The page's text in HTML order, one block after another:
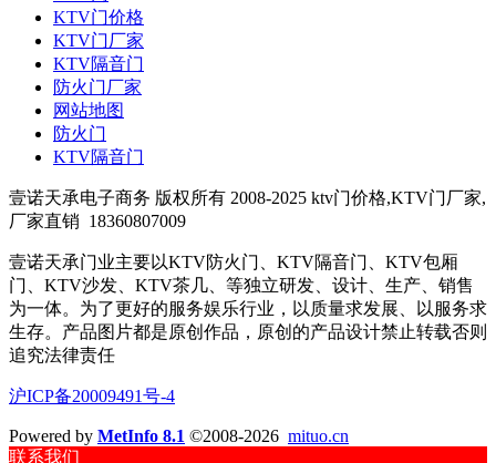
KTV门价格
KTV门厂家
KTV隔音门
防火门厂家
网站地图
防火门
KTV隔音门
壹诺天承电子商务 版权所有 2008-2025 ktv门价格,KTV门厂家,
厂家直销 18360807009
壹诺天承门业主要以KTV防火门、KTV隔音门、KTV包厢
门、KTV沙发、KTV茶几、等独立研发、设计、生产、销售
为一体。为了更好的服务娱乐行业，以质量求发展、以服务求
生存。产品图片都是原创作品，原创的产品设计禁止转载否则
追究法律责任
沪ICP备20009491号-4
Powered by MetInfo 8.1 ©2008-2026 mituo.cn
联系我们